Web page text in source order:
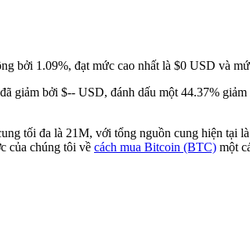
bởi 1.09%, đạt mức cao nhất là $0 USD và
giảm bởi $-- USD, đánh dấu một 44.37% giảm
tối đa là 21M, với tổng nguồn cung hiện tại
của chúng tôi về cách mua Bitcoin (BTC) một